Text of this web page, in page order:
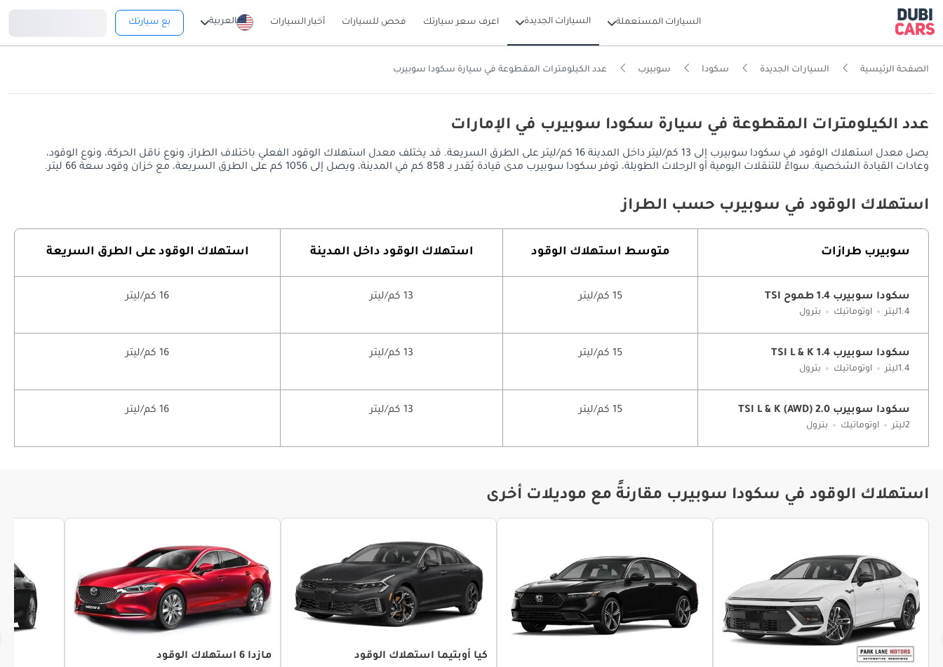
السيارات المستعملة السيارات الجديدة اعرف سعر سيارتك فحص للسيارات أخبار السيارات العربية بع سيارتك
الصفحة الرئيسية السيارات الجديدة سكودا سوبيرب عدد الكيلومترات المقطوعة في سيارة سكودا سوبيرب
عدد الكيلومترات المقطوعة في سيارة سكودا سوبيرب في الإمارات
يصل معدل استهلاك الوقود في سكودا سوبيرب إلى 13 كم/ليتر داخل المدينة 16 كم/ليتر على الطرق السريعة. قد يختلف معدل استهلاك الوقود الفعلي باختلاف الطراز، ونوع ناقل الحركة، ونوع الوقود،
وعادات القيادة الشخصية. سواءً للتنقلات اليومية أو الرحلات الطويلة، توفر سكودا سوبيرب مدى قيادة يُقدر بـ 858 كم في المدينة، ويصل إلى 1056 كم على الطرق السريعة، مع خزان وقود سعة 66 ليتر.
استهلاك الوقود في سوبيرب حسب الطراز
سوبيرب طرازات متوسط ​​استهلاك الوقود استهلاك الوقود داخل المدينة استهلاك الوقود على الطرق السريعة
سكودا سوبيرب 1.4 طموح TSI
1.4ليتر اوتوماتيك بترول
15 كم/ليتر 13 كم/ليتر 16 كم/ليتر
سكودا سوبيرب 1.4 TSI L & K
1.4ليتر اوتوماتيك بترول
15 كم/ليتر 13 كم/ليتر 16 كم/ليتر
سكودا سوبيرب 2.0 TSI L & K (AWD)
2ليتر اوتوماتيك بترول
15 كم/ليتر 13 كم/ليتر 16 كم/ليتر
استهلاك الوقود في سكودا سوبيرب مقارنةً مع موديلات أخرى
كيا أوبتيما استهلاك الوقود مازدا 6 استهلاك الوقود